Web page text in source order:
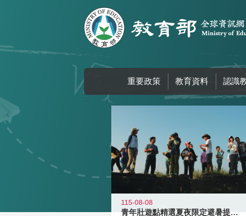
重要政策 教育資料 認識
:::
115-08-08
青年壯遊點精選夏夜限定避暑提案 漫